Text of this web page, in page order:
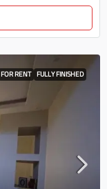
FOR RENT FULLY FINISHED